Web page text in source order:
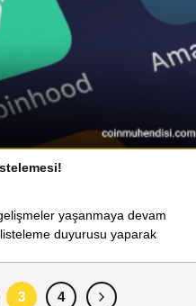
yaşanmaya devam
duyurusu yaparak
3 4